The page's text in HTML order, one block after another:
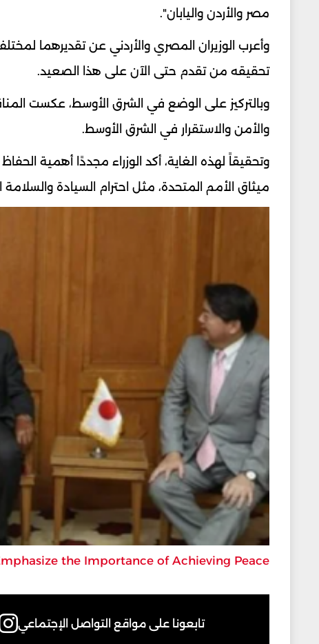
مصر والأردن واليابان".
وأعرب الوزيران المصري والأردني عن تقديرهما
تحقيقه من تقدم حتى الآن على هذا الصعيد.
وبالتركيز على الوضع في الشرق الأوسط، عكست
والأمن والاستقرار في الشرق الأوسط.
وتحقيقاً لهذه الغاية، أكد الوزراء مجددًا أهمية
ميثاق الأمم المتحدة، مثل احترام السيادة والسلامة
the Importance of Achieving Peace
تابعونا على مواقع التواصل الإجتماعي